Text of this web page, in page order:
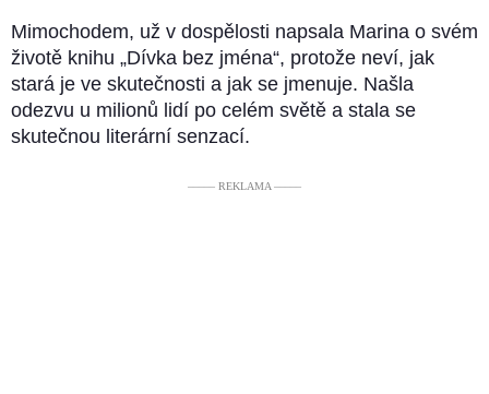
Mimochodem, už v dospělosti napsala Marina o svém
životě knihu „Dívka bez jména“, protože neví, jak
stará je ve skutečnosti a jak se jmenuje. Našla
odezvu u milionů lidí po celém světě a stala se
skutečnou literární senzací.
––––– REKLAMA –––––